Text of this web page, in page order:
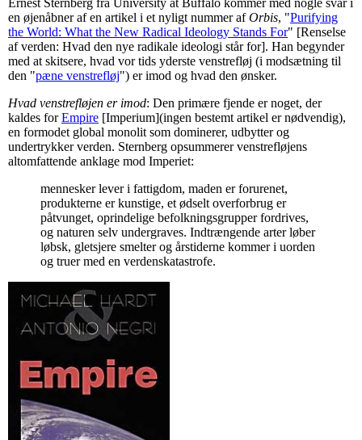
Ernest Sternberg fra University at Buffalo kommer med nogle svar i
en øjenåbner af en artikel i et nyligt nummer afOrbis, "Purifying
the World: What the New Radical Ideology Stands For" [Renselse
af verden: Hvad den nye radikale ideologi står for]. Han begynder
med at skitsere, hvad vor tids yderste venstrefløj (i modsætning til
den "pæne venstrefløj") er imod og hvad den ønsker.
Hvad venstrefløjen er imod: Den primære fjende er noget, der
kaldes forEmpire [Imperium](ingen bestemt artikel er nødvendig),
en formodet global monolit som dominerer, udbytter og
undertrykker verden. Sternberg opsummerer venstrefløjens
altomfattende anklage mod Imperiet:
mennesker lever i fattigdom, maden er forurenet,
produkterne er kunstige, et ødselt overforbrug er
påtvunget, oprindelige befolkningsgrupper fordrives,
og naturen selv undergraves. Indtrængende arter løber
løbsk, gletsjere smelter og årstiderne kommer i uorden
og truer med en verdenskatastrofe.